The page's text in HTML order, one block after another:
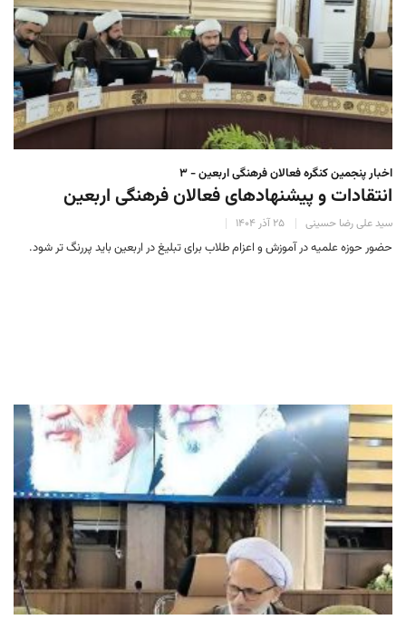
اخبار پنجمین کنگره فعالان فرهنگی اربعین - ۳
انتقادات و پیشنهادهای فعالان فرهنگی اربعین
سید علی رضا حسینی ۲۵ آذر ۱۴۰۴
حضور حوزه علمیه در آموزش و اعزام طلاب برای تبلیغ در اربعین باید پررنگ تر شود.